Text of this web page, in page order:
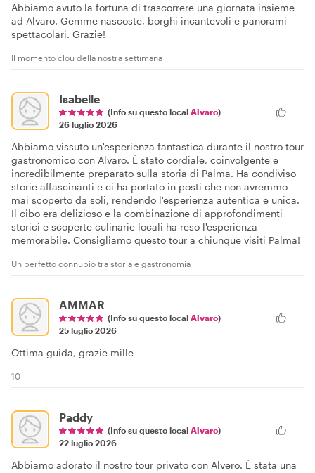
Abbiamo avuto la fortuna di trascorrere una giornata insieme
ad Alvaro. Gemme nascoste, borghi incantevoli e panorami
spettacolari. Grazie!
Il momento clou della nostra settimana
Isabelle
(Info su questo local Alvaro)
26 luglio 2026
Abbiamo vissuto un'esperienza fantastica durante il nostro tour
gastronomico con Alvaro. È stato cordiale, coinvolgente e
incredibilmente preparato sulla storia di Palma. Ha condiviso
storie affascinanti e ci ha portato in posti che non avremmo
mai scoperto da soli, rendendo l'esperienza autentica e unica.
Il cibo era delizioso e la combinazione di approfondimenti
storici e scoperte culinarie locali ha reso l'esperienza
memorabile. Consigliamo questo tour a chiunque visiti Palma!
Un perfetto connubio tra storia e gastronomia
AMMAR
(Info su questo local Alvaro)
25 luglio 2026
Ottima guida, grazie mille
10
Paddy
(Info su questo local Alvaro)
22 luglio 2026
Abbiamo adorato il nostro tour privato con Alvero. È stata una